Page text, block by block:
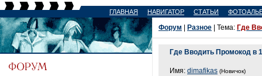
ГЛАВНАЯ НАВИГАТОР СТАТЬИ
Форум Разное | Тема: Где
Где Вводить Промокод в
Имя: dimafikas (Новичок)